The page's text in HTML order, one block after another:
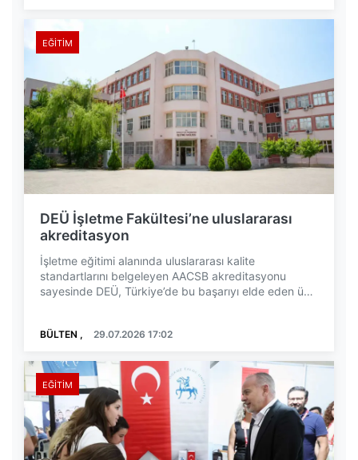
EĞITIM
DEÜ İşletme Fakültesi’ne uluslararası
akreditasyon
İşletme eğitimi alanında uluslararası kalite
standartlarını belgeleyen AACSB akreditasyonu
sayesinde DEÜ, Türkiye’de bu başarıyı elde eden üç
BÜLTEN , 29.07.2026 17:02
EĞITIM